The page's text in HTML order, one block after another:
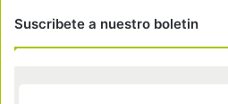
Suscribete a nuestro boletin